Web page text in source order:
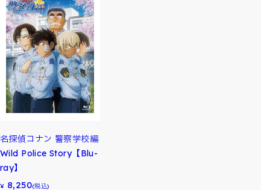
名探偵コナン 警察学校編
Wild Police Story【Blu-
ray】
¥ 8,250(税込)